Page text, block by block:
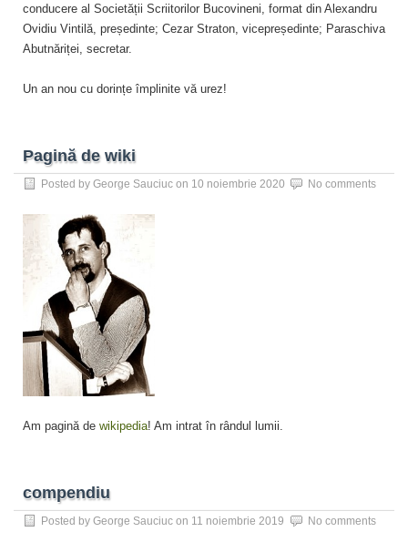
conducere al Societății Scriitorilor Bucovineni, format din Alexandru
Ovidiu Vintilă, președinte; Cezar Straton, vicepreședinte; Paraschiva
Abutnăriței, secretar.
Un an nou cu dorințe împlinite vă urez!
Pagină de wiki
Posted by George Sauciuc on 10 noiembrie 2020 No comments
Am pagină de wikipedia! Am intrat în rândul lumii.
compendiu
Posted by George Sauciuc on 11 noiembrie 2019 No comments